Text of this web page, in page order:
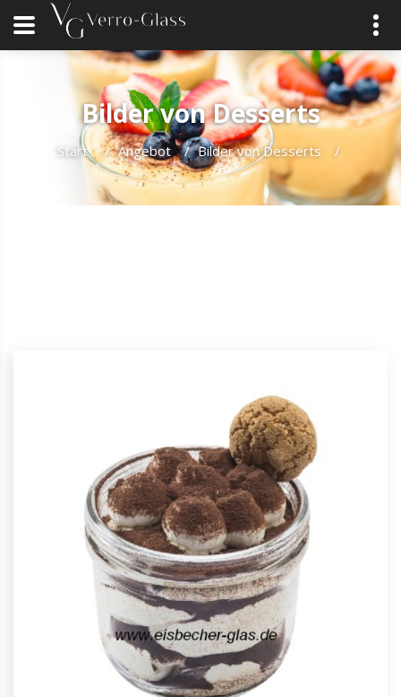
Bilder von Desserts
Start / Angebot / Bilder von Desserts /